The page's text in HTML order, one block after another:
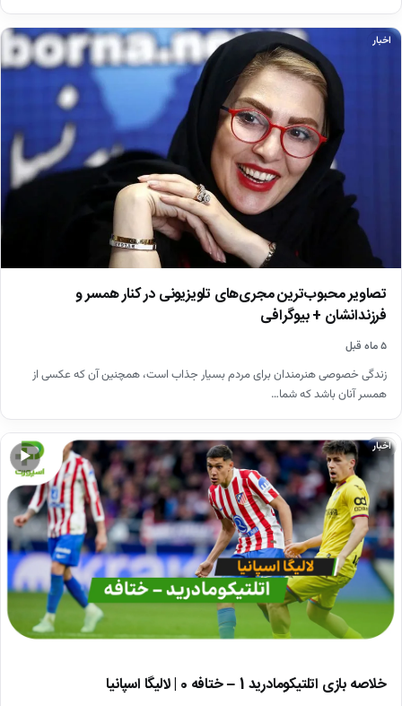
اخبار
تصاویر محبوب‌ترین مجری‌های تلویزیونی در کنار همسر و
فرزندانشان + بیوگرافی
۵ ماه قبل
زندگی خصوصی هنرمندان برای مردم بسیار جذاب است، همچنین آن که عکسی از
همسر آنان باشد که شما…
▶
اخبار
خلاصه بازی اتلتیکومادرید 1 – ختافه 0 | لالیگا اسپانیا